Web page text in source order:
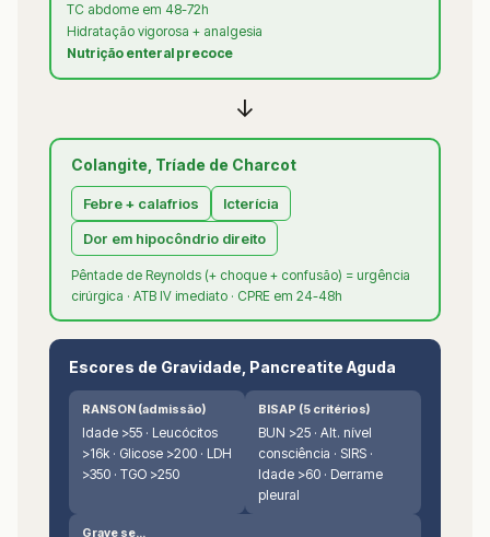
TC abdome em 48-72h
Hidratação vigorosa + analgesia
Nutrição enteral precoce
↓
Colangite, Tríade de Charcot
Febre + calafrios
Icterícia
Dor em hipocôndrio direito
Pêntade de Reynolds (+ choque + confusão) = urgência
cirúrgica · ATB IV imediato · CPRE em 24-48h
Escores de Gravidade, Pancreatite Aguda
RANSON (admissão)
Idade >55 · Leucócitos
>16k · Glicose >200 · LDH
>350 · TGO >250
BISAP (5 critérios)
BUN >25 · Alt. nível
consciência · SIRS ·
Idade >60 · Derrame
pleural
Grave se...